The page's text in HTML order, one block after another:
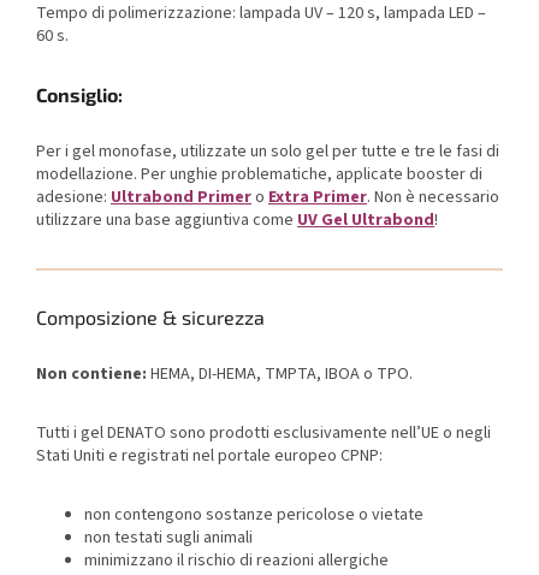
Tempo di polimerizzazione: lampada UV – 120 s, lampada LED –
60 s.
Consiglio:
Per i gel monofase, utilizzate un solo gel per tutte e tre le fasi di
modellazione. Per unghie problematiche, applicate booster di
adesione: Ultrabond Primero Extra Primer. Non è necessario
utilizzare una base aggiuntiva come UV Gel Ultrabond!
Composizione & sicurezza
Non contiene: HEMA, DI-HEMA, TMPTA, IBOA o TPO.
Tutti i gel DENATO sono prodotti esclusivamente nell’UE o negli
Stati Uniti e registrati nel portale europeo CPNP:
non contengono sostanze pericolose o vietate
non testati sugli animali
minimizzano il rischio di reazioni allergiche